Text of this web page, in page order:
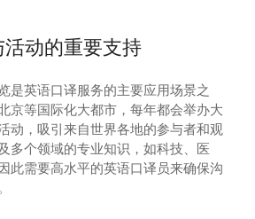
动的重要支持
是英语口译服务的主要应用场景之
京等国际化大都市，每年都会举办大
动，吸引来自世界各地的参与者和观
多个领域的专业知识，如科技、医
此需要高水平的英语口译员来确保沟